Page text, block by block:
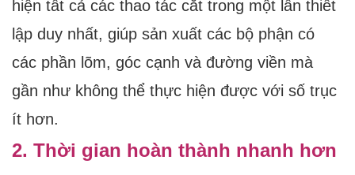
hiện tất cả các thao tác cắt trong một lần thiết
lập duy nhất, giúp sản xuất các bộ phận có
các phần lõm, góc cạnh và đường viền mà
gần như không thể thực hiện được với số trục
ít hơn.
2. Thời gian hoàn thành nhanh hơn